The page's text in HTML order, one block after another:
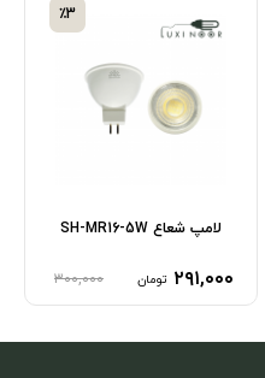
لامپ شعاع SH-MR16-5W
۲۹۱,۰۰۰ تومان ۳۰۰,۰۰۰
٪3